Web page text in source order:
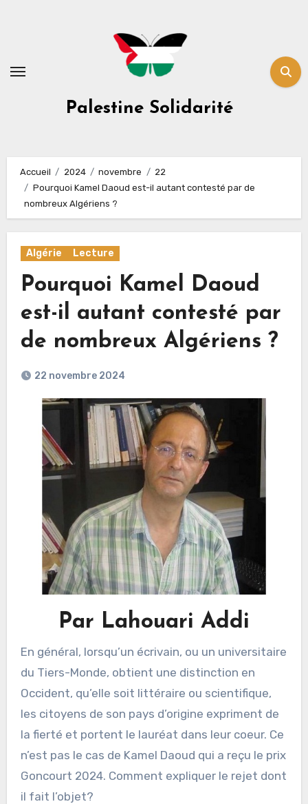
Palestine Solidarité
Accueil 2024 novembre
22
Pourquoi Kamel Daoud est-il autant contesté par de
nombreux Algériens ?
Algérie Lecture
Pourquoi Kamel Daoud
est-il autant contesté par
de nombreux Algériens ?
22 novembre 2024
Par Lahouari Addi
En général, lorsqu’un écrivain, ou un universitaire
du Tiers-Monde, obtient une distinction en
Occident, qu’elle soit littéraire ou scientifique,
les citoyens de son pays d’origine expriment de
la fierté et portent le lauréat dans leur coeur. Ce
n’est pas le cas de Kamel Daoud qui a reçu le prix
Goncourt 2024. Comment expliquer le rejet dont
il fait l’objet?